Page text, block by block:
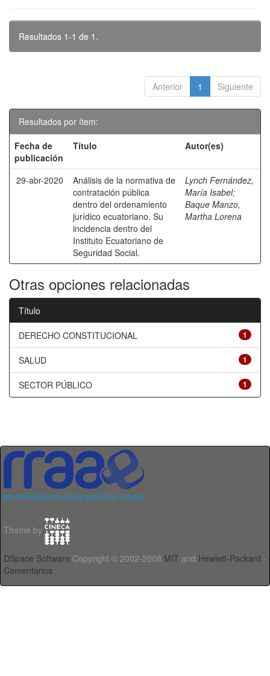
Resultados 1-1 de 1.
Anterior 1 Siguiente
Resultados por ítem:
Fecha de
publicación
Título Autor(es)
29-abr-2020
Análisis de la normativa de
contratación pública
dentro del ordenamiento
jurídico ecuatoriano. Su
incidencia dentro del
Instituto Ecuatoriano de
Seguridad Social.
Lynch Fernández,
María Isabel;
Baque Manzo,
Martha Lorena
Otras opciones relacionadas
Título
1
DERECHO CONSTITUCIONAL
1
SALUD
1
SECTOR PÚBLICO
Theme by
DSpace Software Copyright © 2002-2008 MIT and Hewlett-Packard -
Comentarios